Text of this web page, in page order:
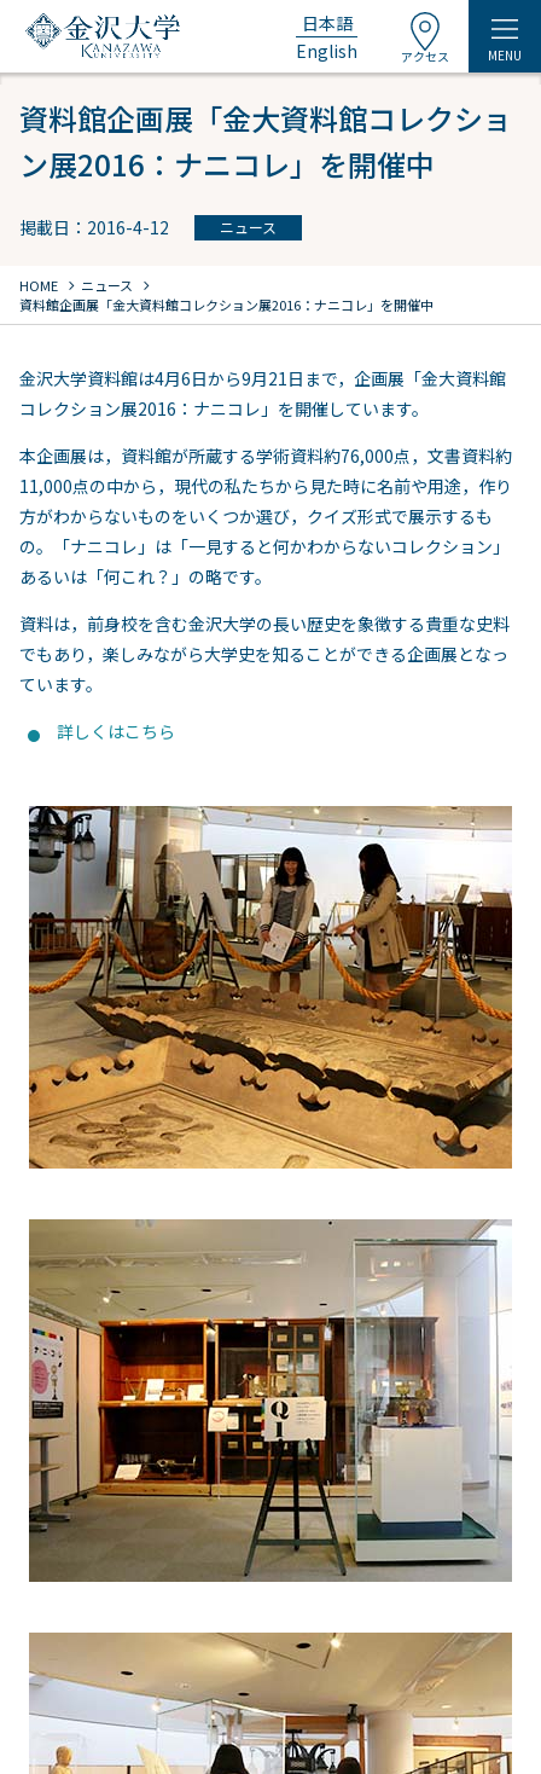
日本語
English
アクセス MENU
資料館企画展「金大資料館コレクショ
ン展2016：ナニコレ」を開催中
掲載日：2016-4-12 ニュース
HOME chevron_right ニュース chevron_right
資料館企画展「金大資料館コレクション展2016：ナニコレ」を開催中
金沢大学資料館は4月6日から9月21日まで，企画展「金大資料館
コレクション展2016：ナニコレ」を開催しています。
本企画展は，資料館が所蔵する学術資料約76,000点，文書資料約
11,000点の中から，現代の私たちから見た時に名前や用途，作り
方がわからないものをいくつか選び，クイズ形式で展示するも
の。「ナニコレ」は「一見すると何かわからないコレクション」
あるいは「何これ？」の略です。
資料は，前身校を含む金沢大学の長い歴史を象徴する貴重な史料
でもあり，楽しみながら大学史を知ることができる企画展となっ
ています。
詳しくはこちら